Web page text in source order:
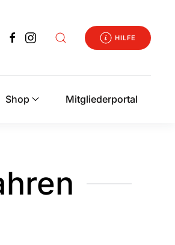
HILFE
Shop Mitgliederportal